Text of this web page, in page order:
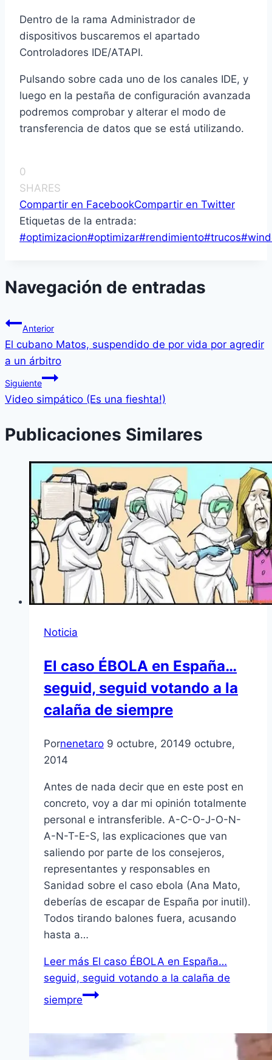
Dentro de la rama Administrador de
dispositivos buscaremos el apartado
Controladores IDE/ATAPI.
Pulsando sobre cada uno de los canales IDE, y
luego en la pestaña de configuración avanzada
podremos comprobar y alterar el modo de
transferencia de datos que se está utilizando.
0
SHARES
Compartir en FacebookCompartir en Twitter
Etiquetas de la entrada:
#optimizacion#optimizar#rendimiento#trucos#
Navegación de entradas
Anterior
El cubano Matos, suspendido de por vida por agredir
a un árbitro
Siguiente
Video simpático (Es una fieshta!)
Publicaciones Similares
Noticia
El caso ÉBOLA en España…
seguid, seguid votando a la
calaña de siempre
Pornenetaro 9 octubre, 20149 octubre,
2014
Antes de nada decir que en este post en
concreto, voy a dar mi opinión totalmente
personal e intransferible. A-C-O-J-O-N-
A-N-T-E-S, las explicaciones que van
saliendo por parte de los consejeros,
representantes y responsables en
Sanidad sobre el caso ebola (Ana Mato,
deberías de escapar de España por inutil).
Todos tirando balones fuera, acusando
hasta a…
Leer más El caso ÉBOLA en España…
seguid, seguid votando a la calaña de
siempre